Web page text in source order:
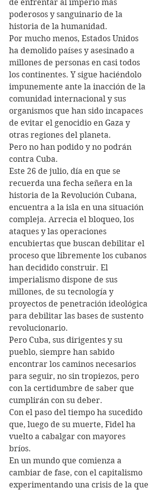
de enfrentar al imperio más
poderosos y sanguinario de la
historia de la humanidad.
Por mucho menos, Estados Unidos
ha demolido países y asesinado a
millones de personas en casi todos
los continentes. Y sigue haciéndolo
impunemente ante la inacción de la
comunidad internacional y sus
organismos que han sido incapaces
de evitar el genocidio en Gaza y
otras regiones del planeta.
Pero no han podido y no podrán
contra Cuba.
Este 26 de julio, día en que se
recuerda una fecha señera en la
historia de la Revolución Cubana,
encuentra a la isla en una situación
compleja. Arrecia el bloqueo, los
ataques y las operaciones
encubiertas que buscan debilitar el
proceso que libremente los cubanos
han decidido construir. El
imperialismo dispone de sus
millones, de su tecnología y
proyectos de penetración ideológica
para debilitar las bases de sustento
revolucionario.
Pero Cuba, sus dirigentes y su
pueblo, siempre han sabido
encontrar los caminos necesarios
para seguir, no sin tropiezos, pero
con la certidumbre de saber que
cumplirán con su deber.
Con el paso del tiempo ha sucedido
que, luego de su muerte, Fidel ha
vuelto a cabalgar con mayores
bríos.
En un mundo que comienza a
cambiar de fase, con el capitalismo
experimentando una crisis de la que